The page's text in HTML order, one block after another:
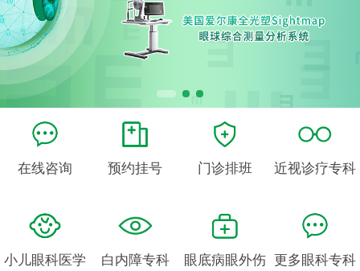
在线咨询 预约挂号 门诊排班 近视诊疗专科
小儿眼科医学
白内障专科
眼底病眼外伤 更多眼科专科